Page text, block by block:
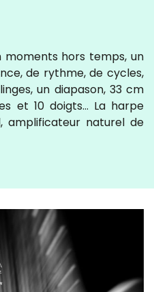
hors temps, un
de rythme, de cycles,
un diapason, 33 cm
et 10 doigts… La harpe
amplificateur naturel de